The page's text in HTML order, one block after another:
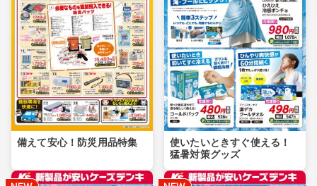
備えて安心！防災用品特集
使いたいときすぐ使える！
猛暑対策グッズ